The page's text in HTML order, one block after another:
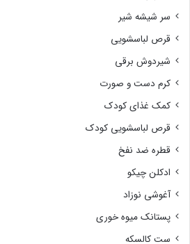
سر شیشه شیر
قرص لباسشویی
شیردوش برقی
کرم دست و صورت
کمک غذای کودک
قرص لباسشویی کودک
قطره ضد نفخ
ادکلن چیکو
آغوشی نوزاد
پستانک میوه خوری
ست کالسکه